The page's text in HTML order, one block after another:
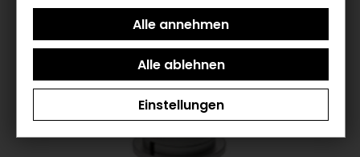
inkl. 0% MwSt. zzgl.Versandkosten
Einstellungen